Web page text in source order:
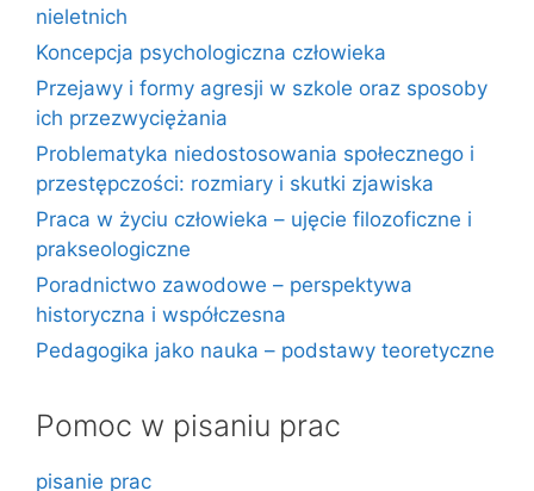
nieletnich
Koncepcja psychologiczna człowieka
Przejawy i formy agresji w szkole oraz sposoby
ich przezwyciężania
Problematyka niedostosowania społecznego i
przestępczości: rozmiary i skutki zjawiska
Praca w życiu człowieka – ujęcie filozoficzne i
prakseologiczne
Poradnictwo zawodowe – perspektywa
historyczna i współczesna
Pedagogika jako nauka – podstawy teoretyczne
Pomoc w pisaniu prac
pisanie prac